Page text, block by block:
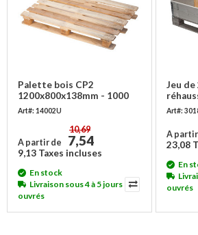
Palette bois CP2
1200x800x138mm - 1000
kg - Occasion
Art#: 14002U
A partir de
10,69
7,54
9,13 Taxes incluses
En stock
Livraison sous 4 à 5 jours
ouvrés
Jeu
- 4
Art#:
A
23,08
En
ouvrés